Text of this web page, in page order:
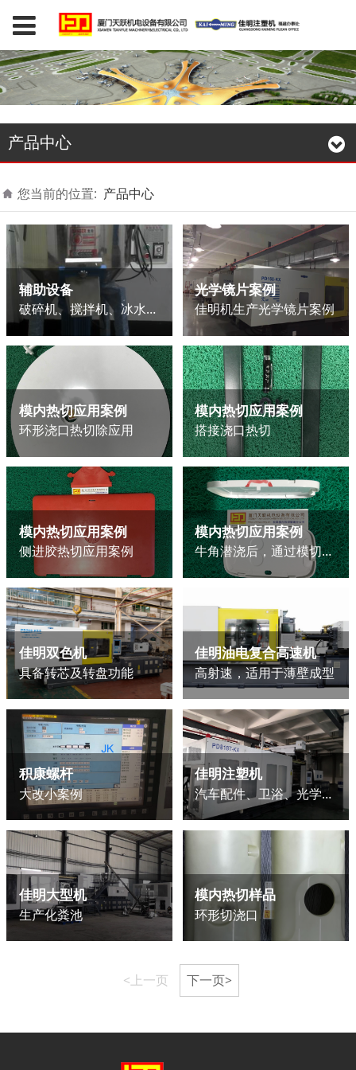
产品中心
您当前的位置: 产品中心
辅助设备
破碎机、搅拌机、冰水机、模温机、吸料机，震动筛等
光学镜片案例
佳明机生产光学镜片案例
模内热切应用案例
环形浇口热切除应用
模内热切应用案例
搭接浇口热切
模内热切应用案例
侧进胶热切应用案例
模内热切应用案例
牛角潜浇后，通过模切抬刀压平料头
佳明双色机
具备转芯及转盘功能
佳明油电复合高速机
高射速，适用于薄壁成型
积康螺杆
大改小案例
佳明注塑机
汽车配件、卫浴、光学等案例
佳明大型机
生产化粪池
模内热切样品
环形切浇口
<上一页 下一页>